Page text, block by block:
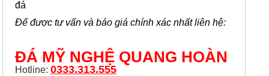
đá
Để được tư vấn và báo giá chính xác nhất liên hệ:
ĐÁ MỸ NGHỆ QUANG HOÀN
Hotline: 0333.313.555